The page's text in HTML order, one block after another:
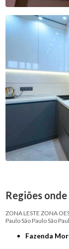
Regiões
ZONA LESTE ZONA
PauloSão PauloSão
Fazenda